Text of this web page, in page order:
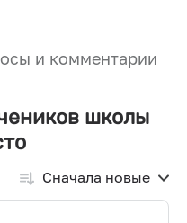
и комментарии
школы
Сначала новые